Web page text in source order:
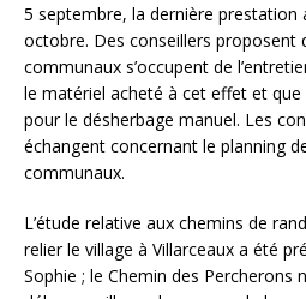
5 septembre, la dernière prestation
octobre. Des conseillers proposent
communaux s’occupent de
le matériel acheté à cet effet et que
pour le désherbage manuel. Les
échangent concernant le planning
communaux.
L’étude relative aux chemins de
relier le village à Villarceaux a été
Sophie ; le Chemin des Percherons